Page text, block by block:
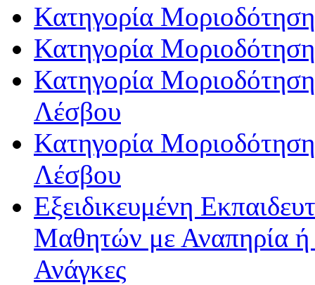
Κατηγορία
Κατηγορία
Κατηγορία
Λέσβου
Κατηγορία
Λέσβου
Εξειδικευμένη
Μαθητών με Αναπηρία ή /
Ανάγκες